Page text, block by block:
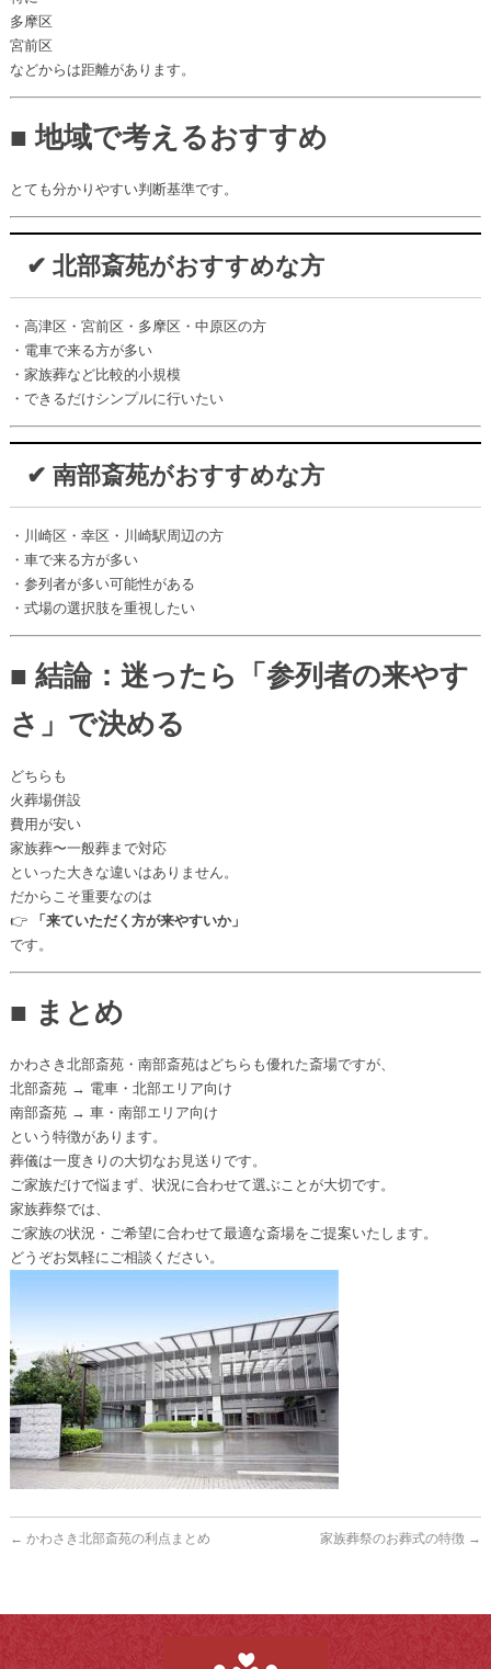
多摩区
宮前区
などからは距離があります。
■ 地域で考えるおすすめ
とても分かりやすい判断基準です。
✔ 北部斎苑がおすすめな方
・高津区・宮前区・多摩区・中原区の方
・電車で来る方が多い
・家族葬など比較的小規模
・できるだけシンプルに行いたい
✔ 南部斎苑がおすすめな方
・川崎区・幸区・川崎駅周辺の方
・車で来る方が多い
・参列者が多い可能性がある
・式場の選択肢を重視したい
■ 結論：迷ったら「参列者の来やす
さ」で決める
どちらも
火葬場併設
費用が安い
家族葬〜一般葬まで対応
といった大きな違いはありません。
だからこそ重要なのは
👉
「来ていただく方が来やすいか」
です。
■ まとめ
かわさき北部斎苑・南部斎苑はどちらも優れた斎場ですが、
北部斎苑 → 電車・北部エリア向け
南部斎苑 → 車・南部エリア向け
という特徴があります。
葬儀は一度きりの大切なお見送りです。
ご家族だけで悩まず、状況に合わせて選ぶことが大切です。
家族葬祭では、
ご家族の状況・ご希望に合わせて最適な斎場をご提案いたします。
どうぞお気軽にご相談ください。
← かわさき北部斎苑の利点まとめ 家族葬祭のお葬式の特徴 →